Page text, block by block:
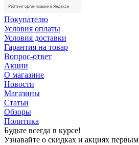
Покупателю
Условия оплаты
Условия доставки
Гарантия на товар
Вопрос-ответ
Акции
О магазине
Новости
Магазины
Статьи
Обзоры
Политика
Будьте всегда в курсе!
Узнавайте о скидках и акциях первым